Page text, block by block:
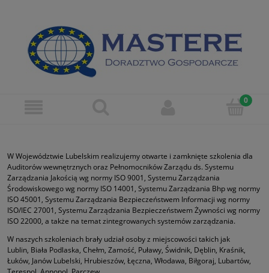
W Województwie Lubelskim realizujemy otwarte i zamknięte szkolenia dla
Auditorów wewnętrznych oraz Pełnomocników Zarządu ds. Systemu
Zarządzania Jakością wg normy ISO 9001, Systemu Zarządzania
Środowiskowego wg normy ISO 14001, Systemu Zarządzania Bhp wg normy
ISO 45001, Systemu Zarządzania Bezpieczeństwem Informacji wg normy
ISO/IEC 27001, Systemu Zarządzania Bezpieczeństwem Żywności wg normy
ISO 22000, a także na temat zintegrowanych systemów zarządzania.
W naszych szkoleniach brały udział osoby z miejscowości takich jak
Lublin, Biała Podlaska, Chełm, Zamość, Puławy, Świdnik, Dęblin, Kraśnik,
Łuków, Janów Lubelski, Hrubieszów, Łęczna, Włodawa, Biłgoraj, Lubartów,